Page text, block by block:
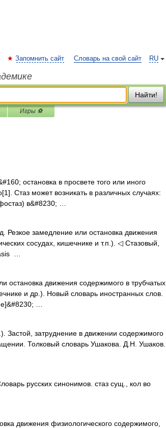
RU
Запомнить сайт Словарь на свой сайт
Найти!
Игры ⚽
остановка в просвете того или иного
Стаз может возникать в различных случаях:
в&#8230; …
замедление или остановка движения
сосудах, кишечнике и т.п.). ◁ Стазовый,
…
остановка движения содержимого в трубчатых
и др.). Новый словарь иностранных слов.
…
затруднение в движении содержимого
Толковый словарь Ушакова. Д.Н. Ушаков.
русских синонимов. стаз сущ., кол во
движения физиологического содержимого,